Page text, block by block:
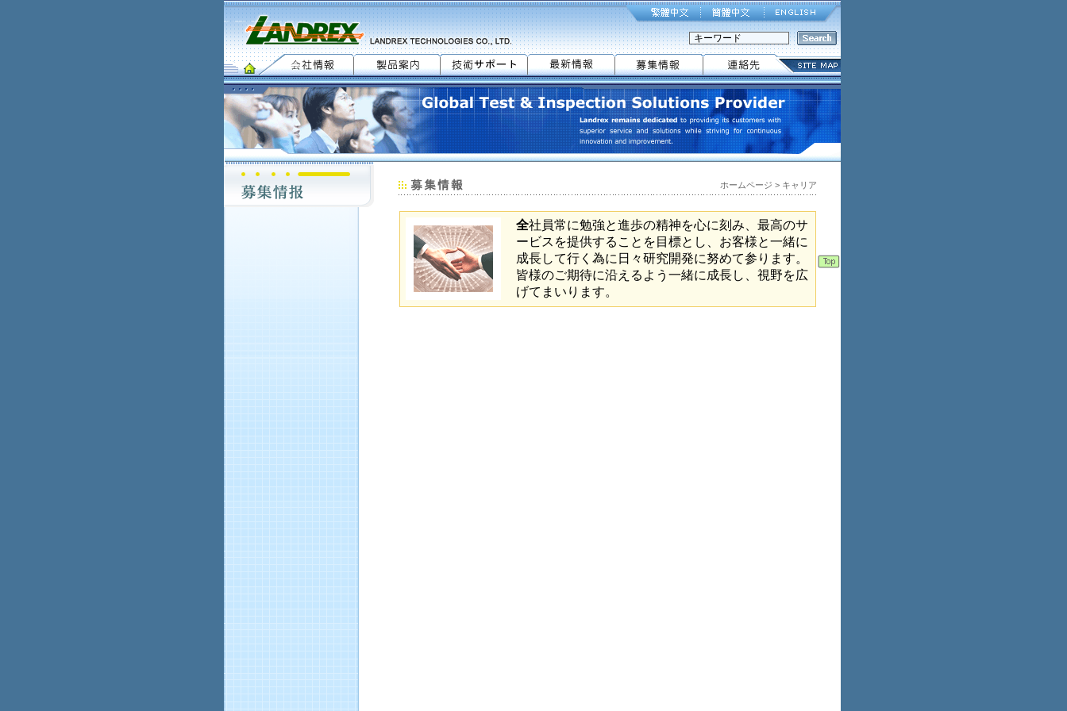
ホームページ > キャリア
全社員常に勉強と進歩の精神を心に刻み、最高のサ
ービスを提供することを目標とし、お客様と一緒に
成長して行く為に日々研究開発に努めて参ります。
皆様のご期待に沿えるよう一緒に成長し、視野を広
げてまいります。